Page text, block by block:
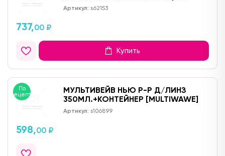
Артикул: s62153
737,00 ₽
Купить
По
рецепту
МУЛЬТИВЕЙВ НЬЮ Р-Р Д/ЛИНЗ
350МЛ.+КОНТЕЙНЕР [MULTIWAWE]
Артикул: s106899
598,00 ₽